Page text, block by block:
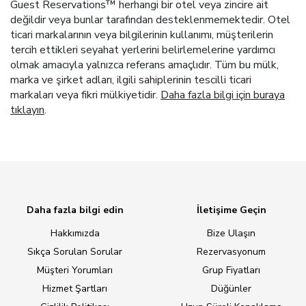
Guest Reservations™ herhangi bir otel veya zincire ait
değildir veya bunlar tarafından desteklenmemektedir. Otel
ticari markalarının veya bilgilerinin kullanımı, müşterilerin
tercih ettikleri seyahat yerlerini belirlemelerine yardımcı
olmak amacıyla yalnızca referans amaçlıdır. Tüm bu mülk,
marka ve şirket adları, ilgili sahiplerinin tescilli ticari
markaları veya fikri mülkiyetidir. Daha fazla bilgi için buraya
tıklayın.
Daha fazla bilgi edin
Hakkımızda
Sıkça Sorulan Sorular
Müşteri Yorumları
Hizmet Şartları
İletişime Geçin
Bize Ulaşın
Rezervasyonum
Grup Fiyatları
Düğünler